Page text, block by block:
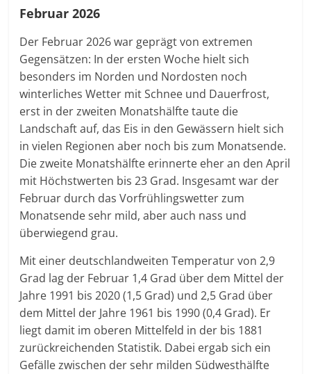
Februar 2026
Der Februar 2026 war geprägt von extremen
Gegensätzen: In der ersten Woche hielt sich
besonders im Norden und Nordosten noch
winterliches Wetter mit Schnee und Dauerfrost,
erst in der zweiten Monatshälfte taute die
Landschaft auf, das Eis in den Gewässern hielt sich
in vielen Regionen aber noch bis zum Monatsende.
Die zweite Monatshälfte erinnerte eher an den April
mit Höchstwerten bis 23 Grad. Insgesamt war der
Februar durch das Vorfrühlingswetter zum
Monatsende sehr mild, aber auch nass und
überwiegend grau.
Mit einer deutschlandweiten Temperatur von 2,9
Grad lag der Februar 1,4 Grad über dem Mittel der
Jahre 1991 bis 2020 (1,5 Grad) und 2,5 Grad über
dem Mittel der Jahre 1961 bis 1990 (0,4 Grad). Er
liegt damit im oberen Mittelfeld in der bis 1881
zurückreichenden Statistik. Dabei ergab sich ein
Gefälle zwischen der sehr milden Südwesthälfte